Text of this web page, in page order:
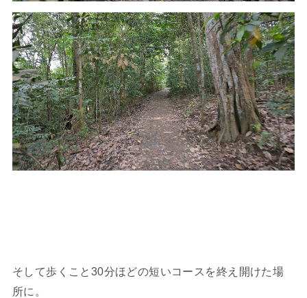
そして歩くこと30分ほどの短いコースを終え開けた場
所に。